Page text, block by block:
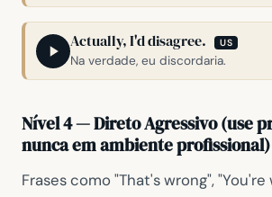
Actually, I'd disagree. US
Na verdade, eu discordaria.
Nível 4 — Direto Agressivo (use
nunca em ambiente profissional)
Frases como "That's wrong","You're